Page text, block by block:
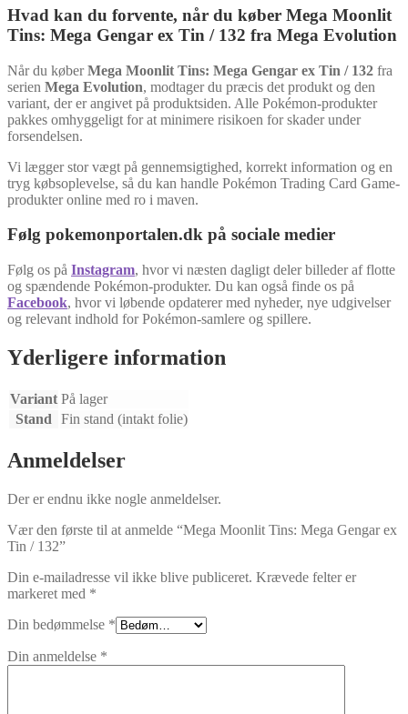
Hvad kan du forvente, når du køber Mega Moonlit
Tins: Mega Gengar ex Tin / 132 fra Mega Evolution
Når du køberMega Moonlit Tins: Mega Gengar ex Tin / 132 fra
serien Mega Evolution, modtager du præcis det produkt og den
variant, der er angivet på produktsiden. Alle Pokémon-produkter
pakkes omhyggeligt for at minimere risikoen for skader under
forsendelsen.
Vi lægger stor vægt på gennemsigtighed, korrekt information og en
tryg købsoplevelse, så du kan handle Pokémon Trading Card Game-
produkter online med ro i maven.
Følg pokemonportalen.dk på sociale medier
Følg os på Instagram, hvor vi næsten dagligt deler billeder af flotte
og spændende Pokémon-produkter. Du kan også finde os på
Facebook, hvor vi løbende opdaterer med nyheder, nye udgivelser
og relevant indhold for Pokémon-samlere og spillere.
Yderligere information
Variant På lager
Stand
Fin stand (intakt folie)
Anmeldelser
Der er endnu ikke nogle anmeldelser.
Vær den første til at anmelde “Mega Moonlit Tins: Mega Gengar ex
Tin / 132”
Din e-mailadresse vil ikke blive publiceret. Krævede felter er
markeret med *
Din bedømmelse *
Din anmeldelse *